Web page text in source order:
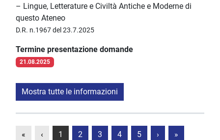
– Lingue, Letterature e Civiltà Antiche e Moderne di
questo Ateneo
D.R. n.1967 del 23.7.2025
Termine presentazione domande
21.08.2025
Mostra tutte le informazioni
« ‹ 1 2 3 4 5 › »